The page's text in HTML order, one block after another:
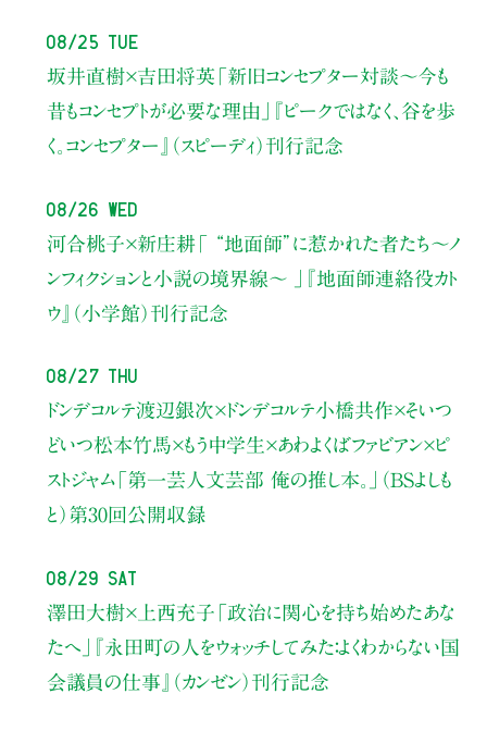
08/25 Tue
坂井直樹×吉田将英「新旧コンセプター対談～今も
昔もコンセプトが必要な理由」
『ピークではなく、谷を歩
く。コンセプター』（スピーディ）刊行記念
08/26 Wed
河合桃子×新庄耕「 “地面師”に惹かれた者たち〜ノ
ンフィクションと小説の境界線〜 」
『地面師連絡役カト
ウ』（小学館）刊行記念
08/27 Thu
ドンデコルテ渡辺銀次×ドンデコルテ小橋共作×そいつ
どいつ松本竹馬×もう中学生×あわよくばファビアン×ピ
ストジャム「第一芸人文芸部 俺の推し本。」（BSよしも
と） 第30回公開収録
08/29 Sat
澤田大樹×上西充子 「政治に関心を持ち始めたあな
たへ」
『永田町の人をウォッチしてみた：よくわからない国
会議員の仕事』（カンゼン）刊行記念